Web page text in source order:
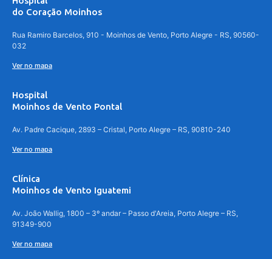
do Coração Moinhos
Rua Ramiro Barcelos, 910 - Moinhos de Vento, Porto Alegre - RS, 90560-
032
Ver no mapa
Hospital
Moinhos de Vento Pontal
Av. Padre Cacique, 2893 – Cristal, Porto Alegre – RS, 90810-240
Ver no mapa
Clínica
Moinhos de Vento Iguatemi
Av. João Wallig, 1800 – 3º andar – Passo d'Areia, Porto Alegre – RS,
91349-900
Ver no mapa